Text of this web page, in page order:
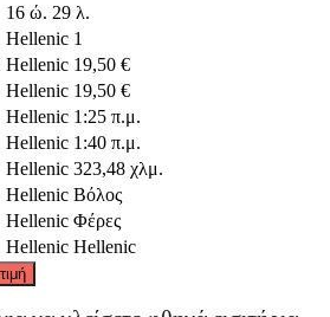
16 ώ. 29 λ.
Hellenic 1
Hellenic 19,50 €
Hellenic 19,50 €
Hellenic 1:25 π.μ.
Hellenic 1:40 π.μ.
Hellenic 323,48 χλμ.
Hellenic Βόλος
Hellenic Φέρες
Hellenic Hellenic
©CARTO, ©